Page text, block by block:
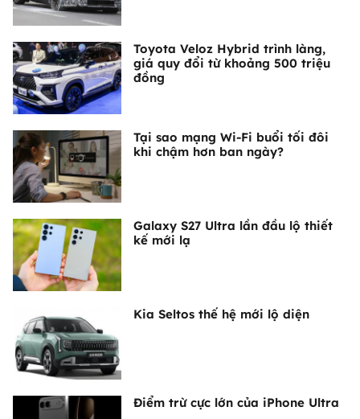
Toyota Veloz Hybrid trình làng,
giá quy đổi từ khoảng 500 triệu
đồng
Tại sao mạng Wi-Fi buổi tối đôi
khi chậm hơn ban ngày?
Galaxy S27 Ultra lần đầu lộ thiết
kế mới lạ
Kia Seltos thế hệ mới lộ diện
Điểm trừ cực lớn của iPhone Ultra